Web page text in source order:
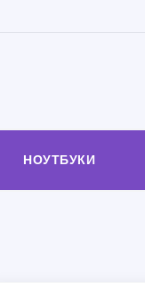
НОУТБУКИ